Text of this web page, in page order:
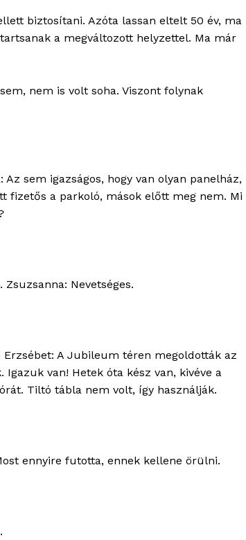
Előfizetés
biztosítani. Azóta lassan eltelt 50 év, ma
a megváltozott helyzettel. Ma már
nem is volt soha. Viszont folynak
Az sem igazságos, hogy van olyan panelház,
fizetős a parkoló, mások előtt meg nem. Mi
Zsuzsanna: Nevetséges.
Erzsébet: A Jubileum téren megoldották az
Igazuk van! Hetek óta kész van, kivéve a
Tiltó tábla nem volt, így használják.
ennyire futotta, ennek kellene örülni.